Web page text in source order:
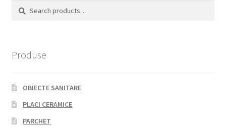
Search
Search
Produse
OBIECTE SANITARE
PLACI CERAMICE
PARCHET